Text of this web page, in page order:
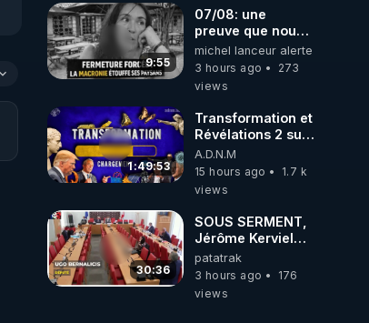
où auront-t-il ?
9:55
07/08: une
preuve que nous
somme passé en
absurdie une
dictature qui veut
opposant !
michel lanceur alerte
3 hours ago
273
views
1:49:53
Transformation et
Révélations 2 sur
2 - live du
07/08/26
A.D.N.M
15 hours ago
1.7 k
views
30:36
SOUS SERMENT,
Jérôme Kerviel
balance tout à
l'Assemblée !
patatrak
3 hours ago
176
views